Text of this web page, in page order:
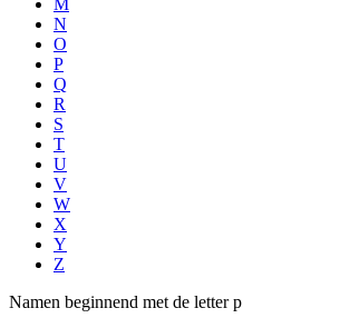
N
O
P
Q
R
S
T
U
V
W
X
Y
Z
Namen beginnend met de letter p